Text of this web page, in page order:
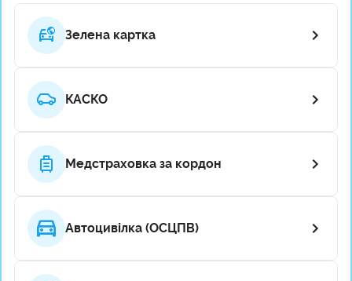
Зелена картка
КАСКО
Медстраховка за кордон
Автоцивілка (ОСЦПВ)